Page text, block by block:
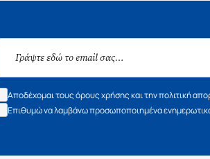
Αποδέχομαι τους όρους χρήσης και την πολιτική
Επιθυμώ να λαμβάνω προσωποποιημένα